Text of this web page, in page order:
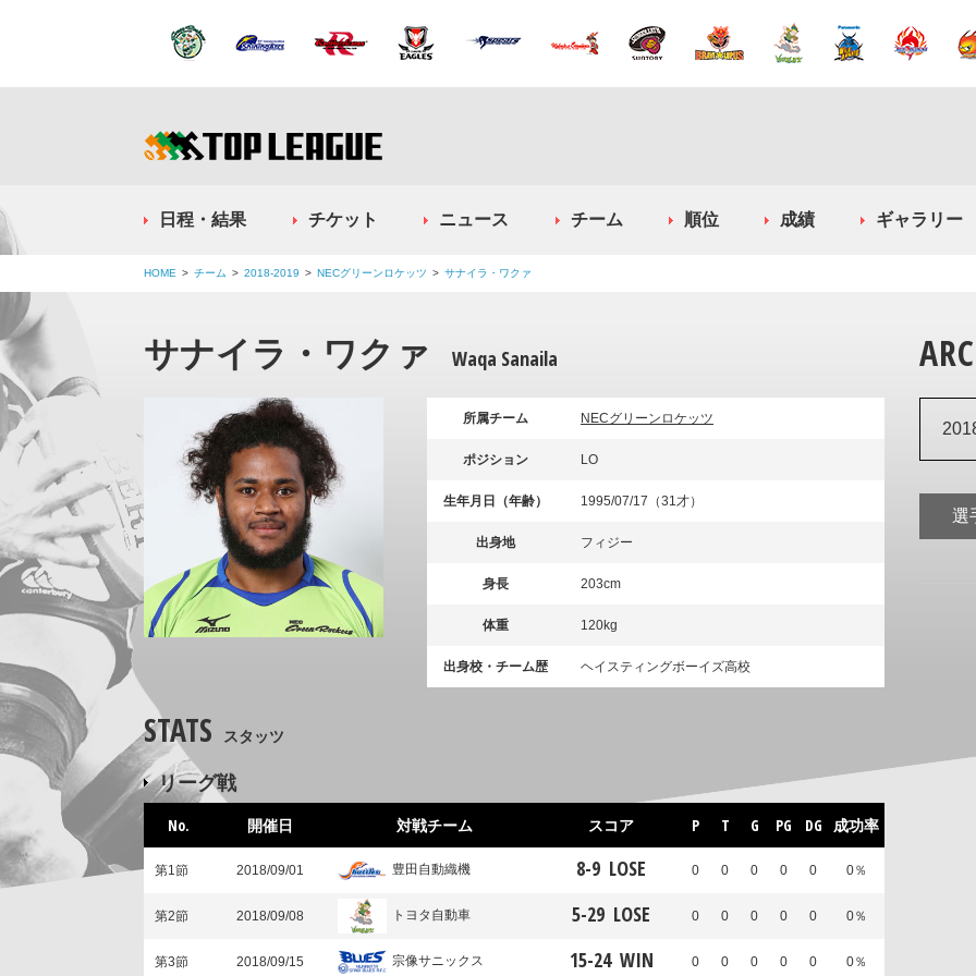
日程・結果 チケット ニュース チーム 順位 成績 ギャラリー
HOME チーム 2018-2019 NECグリーンロケッツ サナイラ・ワクァ
サナイラ・ワクァ Waqa Sanaila
所属チーム NECグリーンロケッツ
ポジション LO
生年月日（年齢） 1995/07/17（31才）
出身地 フィジー
身長 203cm
体重 120kg
出身校・チーム歴 ヘイスティングボーイズ高校
STATS スタッツ
リーグ戦
No. 開催日 対戦チーム スコア P T G PG DG 成功率
第1節 2018/09/01 豊田自動織機 8-9 LOSE 0 0 0 0 0 0％
第2節 2018/09/08 トヨタ自動車 5-29 LOSE 0 0 0 0 0 0％
第3節 2018/09/15 宗像サニックス 15-24 WIN 0 0 0 0 0 0％
選